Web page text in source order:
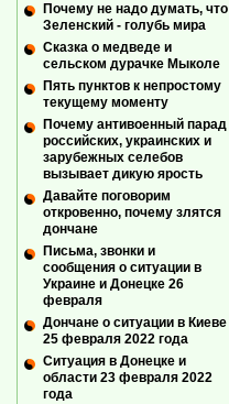
Почему не надо думать, что
Зеленский - голубь мира
Сказка о медведе и
сельском дурачке Мыколе
Пять пунктов к непростому
текущему моменту
Почему антивоенный парад
российских, украинских и
зарубежных селебов
вызывает дикую ярость
Давайте поговорим
откровенно, почему злятся
дончане
Письма, звонки и
сообщения о ситуации в
Украине и Донецке 26
февраля
Дончане о ситуации в Киеве
25 февраля 2022 года
Ситуация в Донецке и
области 23 февраля 2022
года